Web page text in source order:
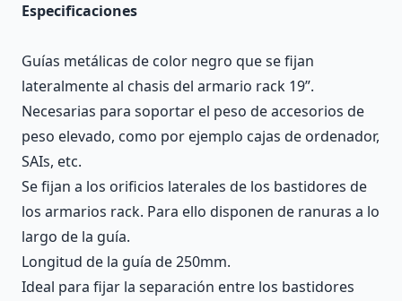
Especificaciones
Guías metálicas de color negro que se fijan
lateralmente al chasis del armario rack 19”.
Necesarias para soportar el peso de accesorios de
peso elevado, como por ejemplo cajas de ordenador,
SAIs, etc.
Se fijan a los orificios laterales de los bastidores de
los armarios rack. Para ello disponen de ranuras a lo
largo de la guía.
Longitud de la guía de 250mm.
Ideal para fijar la separación entre los bastidores